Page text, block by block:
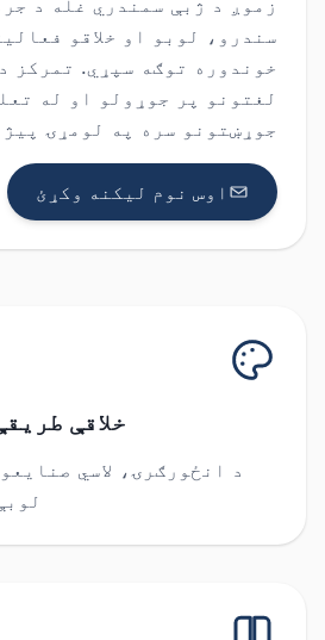
زموږ د ژبې سمندري غله د
سندرو، لوبو او خلاقو
خوندوره توګه سپړي. تمرکز
لغتونو پر جوړولو او له
جوړښتونو سره په لومړۍ
اوس نوم لیکنه وکړئ
خلاقې
د انځورګرۍ، لاسي